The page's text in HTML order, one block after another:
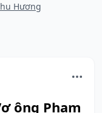
Hương
ông Phạm